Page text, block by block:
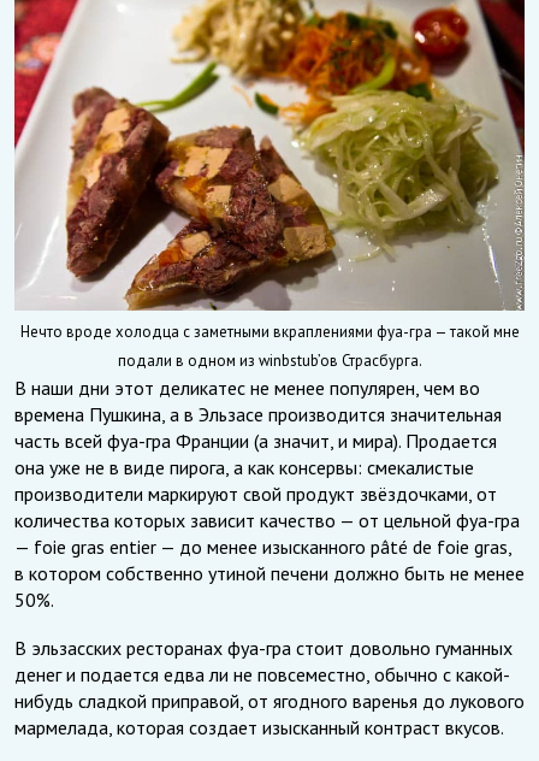
Нечто вроде холодца с заметными вкраплениями фуа-гра — такой мне
подали в одном из winbstub’ов Страсбурга.
В наши дни этот деликатес не менее популярен, чем во
времена Пушкина, а в Эльзасе производится значительная
часть всей фуа-гра Франции (а значит, и мира). Продается
она уже не в виде пирога, а как консервы: смекалистые
производители маркируют свой продукт звёздочками, от
количества которых зависит качество — от цельной фуа-гра
— foie gras entier — до менее изысканного pâté de foie gras,
в котором собственно утиной печени должно быть не менее
50%.
В эльзасских ресторанах фуа-гра стоит довольно гуманных
денег и подается едва ли не повсеместно, обычно с какой-
нибудь сладкой приправой, от ягодного варенья до лукового
мармелада, которая создает изысканный контраст вкусов.